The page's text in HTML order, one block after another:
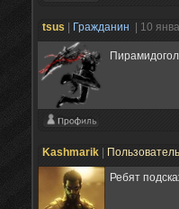
tsus Гражданин | 10
Kashmarik
Ребят